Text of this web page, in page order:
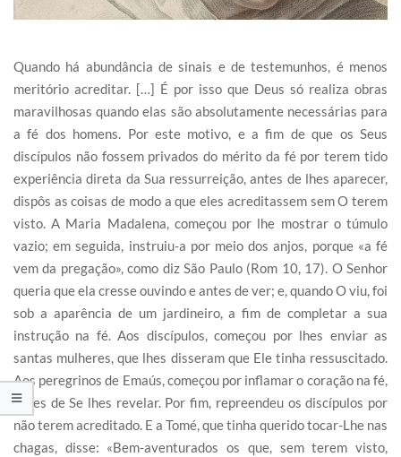
Quando há abundância de sinais e de testemunhos, é menos
meritório acreditar. […] É por isso que Deus só realiza obras
maravilhosas quando elas são absolutamente necessárias para
a fé dos homens. Por este motivo, e a fim de que os Seus
discípulos não fossem privados do mérito da fé por terem tido
experiência direta da Sua ressurreição, antes de lhes aparecer,
dispôs as coisas de modo a que eles acreditassem sem O terem
visto. A Maria Madalena, começou por lhe mostrar o túmulo
vazio; em seguida, instruiu-a por meio dos anjos, porque «a fé
vem da pregação», como diz São Paulo (Rom 10, 17). O Senhor
queria que ela cresse ouvindo e antes de ver; e, quando O viu, foi
sob a aparência de um jardineiro, a fim de completar a sua
instrução na fé. Aos discípulos, começou por lhes enviar as
santas mulheres, que lhes disseram que Ele tinha ressuscitado.
Aos peregrinos de Emaús, começou por inflamar o coração na fé,
antes de Se lhes revelar. Por fim, repreendeu os discípulos por
não terem acreditado. E a Tomé, que tinha querido tocar-Lhe nas
chagas, disse: «Bem-aventurados os que, sem terem visto,